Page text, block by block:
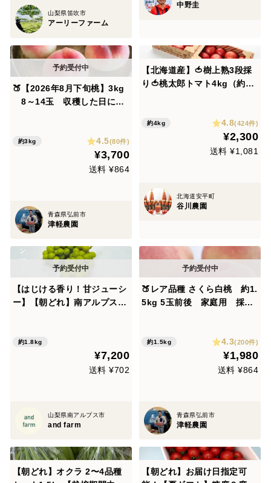
山梨県笛吹市
アーリーファーム
中野圭
🍑【2026年8月下旬桃】3kg
8～14玉 収穫した日に発
約3kg 4.5(80件)
¥3,700
送料 ¥864
青森県弘前市
津軽農園
【北海道産】🍅樹上熟3段採
り🍅桃太郎トマト4kg（約2
約4kg 4.8(424件)
¥2,300
送料 ¥1,081
北海道安平町
谷川農園
【はじける香り！甘ジューシ
ー】【朝どれ】南アルプス産
約1.8kg
¥7,200
送料 ¥702
山梨県南アルプス市
and farm
🍑レア品種 さくら白桃 約1.
5kg 5玉前後 家庭用 採れ
約1.5kg 4.3(200件)
¥1,980
送料 ¥864
青森県弘前市
津軽農園
【朝どれ】オクラ 2〜4品種
【朝どれ】お届け日指定可